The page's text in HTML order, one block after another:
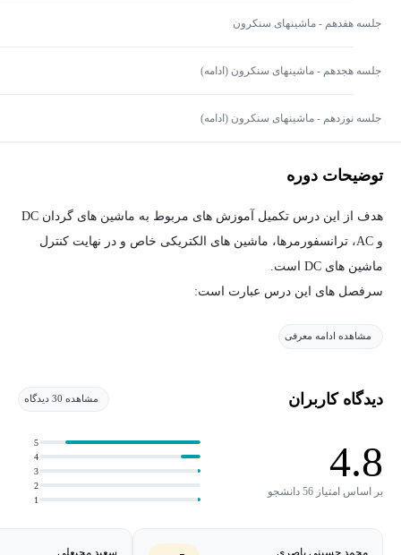
جلسه هفدهم - ماشینهای سنکرون
جلسه هجدهم - ماشینهای سنکرون (ادامه)
جلسه نوزدهم - ماشینهای سنکرون (ادامه)
توضیحات دوره
هدف از این درس تکمیل آموزش های مربوط به ماشین های گردان DC
و AC، ترانسفورمرها، ماشین های الکتریکی خاص و در نهایت کنترل
ماشین های DC است.
سرفصل های این درس عبارت است:
-اصول تبدیل انرژی الکترومکانیکی
-کنترل موتورهای DC
-حالتهای گذرای ماشین سنکرون
-حالتهای گذرای ماشین ها
مراجع مورد استفاده در این درس به شرح ذیل می باشند:
مشاهده ادامه معرفی
دیدگاه کاربران مشاهده 30 دیدگاه
4.8
بر اساس امتیاز 56 دانشجو
1
2
3
4
5
محمد حسینی باصری
سعید محبعلی